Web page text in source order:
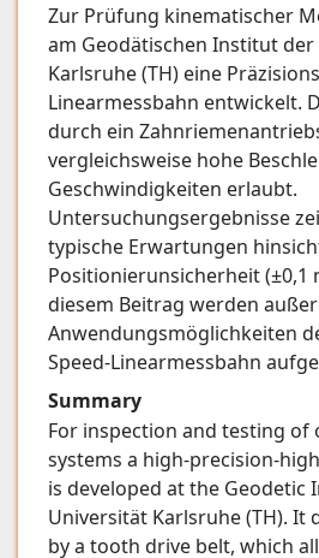
Zur Prüfung kinematischer
am Geodätischen Institut
Karlsruhe (TH) eine
Linearmessbahn entwickelt.
durch ein
vergleichsweise hohe
Geschwindigkeiten erlaubt.
Untersuchungsergebnisse
typische Erwartungen
Positionierunsicherheit
diesem Beitrag werden
Anwendungsmöglichkeiten
Speed-Linearmessbahn
Summary
For inspection and testing of
systems a high-precision-
is developed at the Geodetic
Universität Karlsruhe (TH). It
by a tooth drive belt, which